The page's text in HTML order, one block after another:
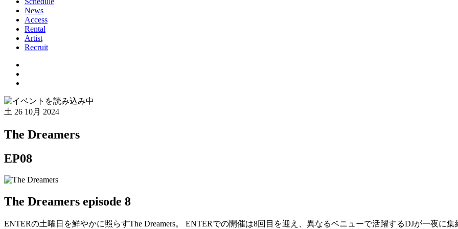
News
Access
Rental
Artist
Recruit
土 26 10月 2024
The Dreamers
EP08
The Dreamers episode 8
ENTERの土曜日を鮮やかに照らすThe Dreamers。 ENTERでの開催は8回目を迎え、異なるベニューで活躍するDJが一夜に集